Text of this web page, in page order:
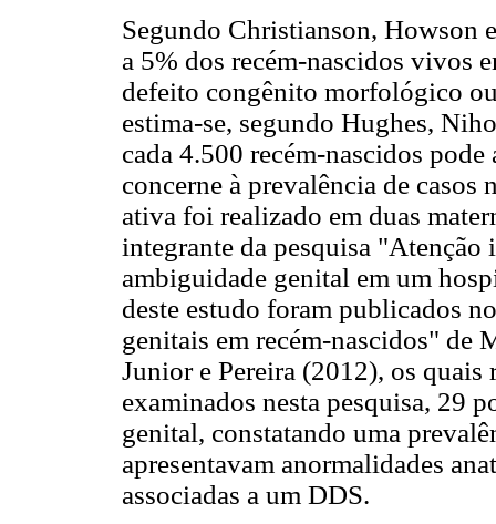
Segundo Christianson, Howson
a 5% dos recém-nascidos vivos
defeito congênito morfológico
estima-se, segundo Hughes,
cada 4.500 recém-nascidos
concerne à prevalência de casos
ativa foi realizado em duas
integrante da pesquisa "Atenção
ambiguidade genital em um
deste estudo foram publicados
genitais em recém-nascidos" de
Junior e Pereira (2012), os quais
examinados nesta pesquisa, 29
genital, constatando uma
apresentavam anormalidades
associadas a um DDS.